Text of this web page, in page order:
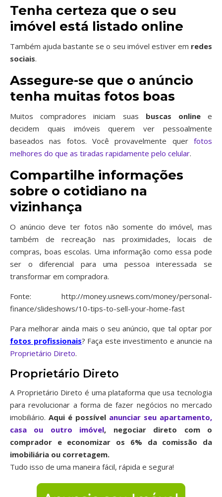
Tenha certeza que o seu
imóvel está listado online
Também ajuda bastante se o seu imóvel estiver em redes
sociais.
Assegure-se que o anúncio
tenha muitas fotos boas
Muitos compradores iniciam suas buscas onlinee
decidem quais imóveis querem ver pessoalmente
baseados nas fotos. Você provavelmente quer fotos
melhores do que as tiradas rapidamente pelo celular.
Compartilhe informações
sobre o cotidiano na
vizinhança
O anúncio deve ter fotos não somente do imóvel, mas
também de recreação nas proximidades, locais de
compras, boas escolas. Uma informação como essa pode
ser o diferencial para uma pessoa interessada se
transformar em compradora.
Fonte: http://money.usnews.com/money/personal-
finance/slideshows/10-tips-to-sell-your-home-fast
Para melhorar ainda mais o seu anúncio, que tal optar por
fotos profissionais? Faça este investimento e anuncie na
Proprietário Direto.
Proprietário Direto
A Proprietário Direto é uma plataforma que usa tecnologia
para revolucionar a forma de fazer negócios no mercado
imobiliário. Aqui é possível anunciar seu apartamento,
casa ou outro imóvel, negociar direto com o
comprador e economizar os 6% da comissão da
imobiliária ou corretagem.
Tudo isso de uma maneira fácil, rápida e segura!